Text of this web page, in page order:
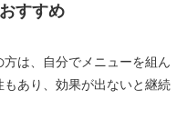
すすめ
は、自分でメニューを組ん
あり、効果が出ないと継続